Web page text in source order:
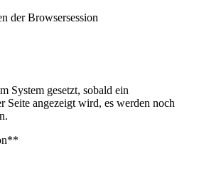
der Browsersession
System gesetzt, sobald ein
Seite angezeigt wird, es werden noch